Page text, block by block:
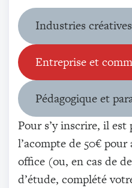
Industries
Entreprise et
Pédagogique et
Pour s’y inscrire, il est
l’acompte de 50€
office (ou, en cas de
d’étude, complété